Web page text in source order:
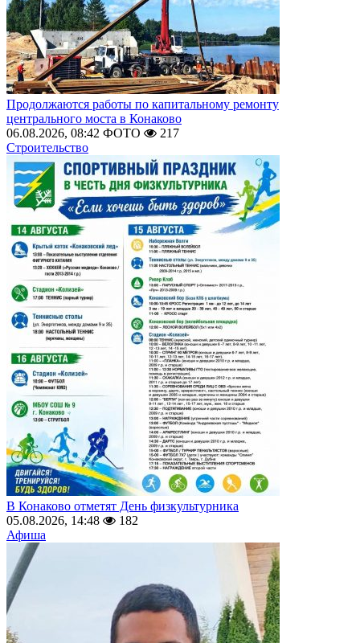
Продолжаются работы по капитальному ремонту
центрального моста в Конаково
06.08.2026, 08:42 ФОТО
217
Строительство
В Конаково отметят День физкультурника
05.08.2026, 14:48
182
Афиша